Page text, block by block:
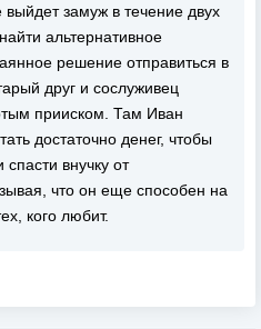
замуж в течение двух
альтернативное
решение отправиться в
друг и сослуживец
прииском. Там Иван
достаточно денег, чтобы
внучку от
что он еще способен на
кого любит.